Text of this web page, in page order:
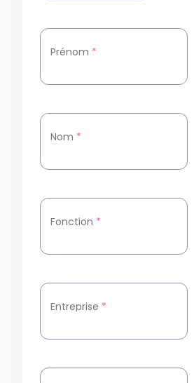
Prénom *
Nom *
Fonction *
Entreprise *